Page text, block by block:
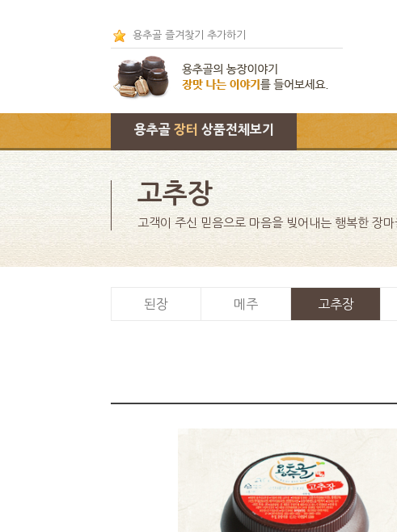
용추골 즐겨찾기 추가하기
용추골 장터 상품전체보기
고추장
고객이 주신 믿음으로 마음을 빚어내는 행복한 장마
된장 메주 고추장